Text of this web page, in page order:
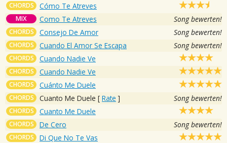
CHORDS Cómo Te Atreves
MIX Como Te Atreves Song bewerten!
CHORDS Consejo De Amor Song bewerten!
CHORDS Cuando El Amor Se Escapa Song bewerten!
CHORDS Cuando Nadie Ve
CHORDS Cuando Nadie Ve
CHORDS Cuánto Me Duele
CHORDS Cuanto Me Duele [ Rate ] Song bewerten!
CHORDS Cuanto Me Duele
CHORDS De Cero Song bewerten!
CHORDS Di Que No Te Vas